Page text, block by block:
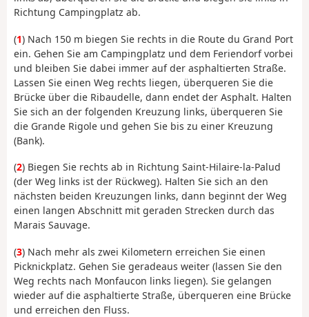
Richtung Campingplatz ab.
(1) Nach 150 m biegen Sie rechts in die Route du Grand Port
ein. Gehen Sie am Campingplatz und dem Feriendorf vorbei
und bleiben Sie dabei immer auf der asphaltierten Straße.
Lassen Sie einen Weg rechts liegen, überqueren Sie die
Brücke über die Ribaudelle, dann endet der Asphalt. Halten
Sie sich an der folgenden Kreuzung links, überqueren Sie
die Grande Rigole und gehen Sie bis zu einer Kreuzung
(Bank).
(2) Biegen Sie rechts ab in Richtung Saint-Hilaire-la-Palud
(der Weg links ist der Rückweg). Halten Sie sich an den
nächsten beiden Kreuzungen links, dann beginnt der Weg
einen langen Abschnitt mit geraden Strecken durch das
Marais Sauvage.
(3) Nach mehr als zwei Kilometern erreichen Sie einen
Picknickplatz. Gehen Sie geradeaus weiter (lassen Sie den
Weg rechts nach Monfaucon links liegen). Sie gelangen
wieder auf die asphaltierte Straße, überqueren eine Brücke
und erreichen den Fluss.